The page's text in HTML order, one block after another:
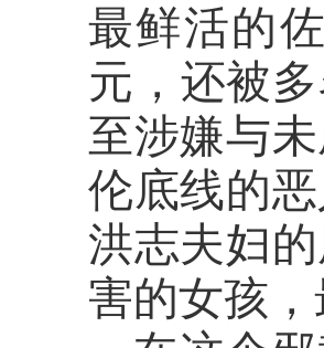
最鲜活的
元，还被
至涉嫌与
伦底线的
洪志夫妇
害的女孩